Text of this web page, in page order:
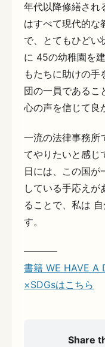
年代以降修繕され
はすべて現代的な
で、とてもひどい
に 45の幼稚園を
もたちに助けの
団の一員であるこ
心の声を信じて良
一流の法律事務所
てやりたいと感じ
日には、この国が
している手応えが
ることで、私は
す。
———–
書籍 WE HAVE A
×SDGsはこちら
Share